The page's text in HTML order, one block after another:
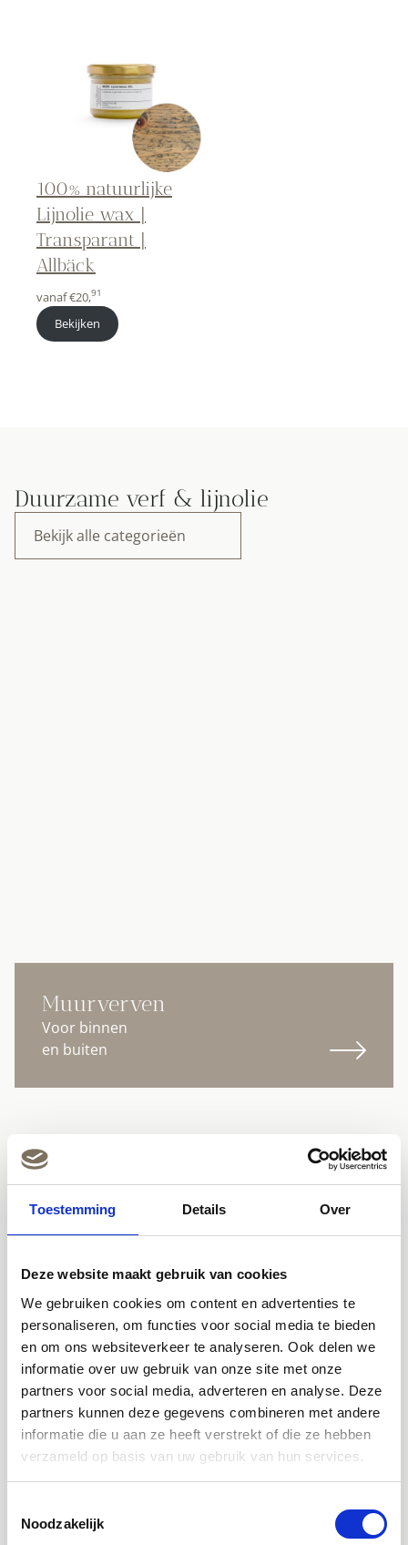
Toestemming Details Over
Deze website maakt gebruik van cookies
We gebruiken cookies om content en advertenties te
personaliseren, om functies voor social media te bieden
en om ons websiteverkeer te analyseren. Ook delen we
informatie over uw gebruik van onze site met onze
partners voor social media, adverteren en analyse. Deze
partners kunnen deze gegevens combineren met andere
informatie die u aan ze heeft verstrekt of die ze hebben
verzameld op basis van uw gebruik van hun services.
Noodzakelijk
100% natuurlijke
Lijnolie wax |
Transparant |
Allbäck
vanaf€20,91
Bekijken
Duurzame verf & lijnolie
Bekijk alle categorieën
Muurverven
Voor binnen
en buiten
Voor hout